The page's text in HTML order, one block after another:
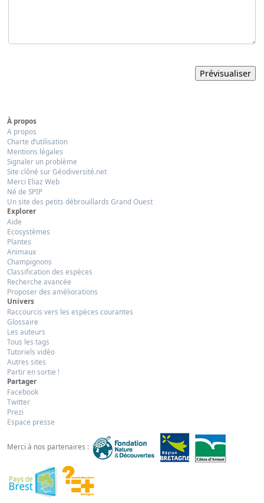
À propos
A propos
Charte d’utilisation
Mentions légales
Signaler un problème
Site clôné sur Géodiversité.net
Merci Eliaz Web
Né de SPIP
Un site des petits débrouillards Grand Ouest
Explorer
Aide
Ecosystèmes
Plantes
Animaux
Champignons
Classification des espèces
Recherche avancée
Proposer des améliorations
Univers
Raccourcis vers les espèces courantes
Glossaire
Les auteurs
Tous les tags
Tutoriels vidéo
Autres sites
Partir en sortie !
Partager
Facebook
Twitter
Prezi
Espace presse
Merci à nos partenaires :